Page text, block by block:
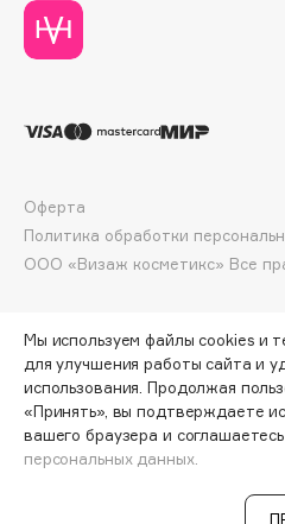
Deonica
Dessange
Dolce & Gabbana
Dorco
DP Daily Perfection
Dr.Ceuracle
Dr.Jart+
DSD de Luxe
Dyson
СООБЩИТЬ О ПОСТУПЛЕНИИ
ООО «Визаж косметикс» Все
Оферта
Политика обработки
Мы используем файлы cookies и
для улучшения работы сайта и
использования. Продолжая
«Принять», вы подтверждаете
вашего браузера и соглашаетесь
персональных данных.